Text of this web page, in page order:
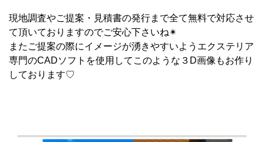
現地調査やご提案・見積書の発行まで全て無料で対応させ
て頂いておりますのでご安心下さいね✴︎
またご提案の際にイメージが湧きやすいようエクステリア
専門のCADソフトを使用してこのような３D画像もお作り
しております♡